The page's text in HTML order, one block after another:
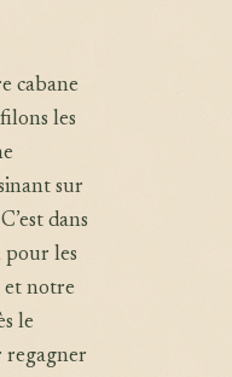
cabane
les
sur
dans
pour les
et notre
le
regagner